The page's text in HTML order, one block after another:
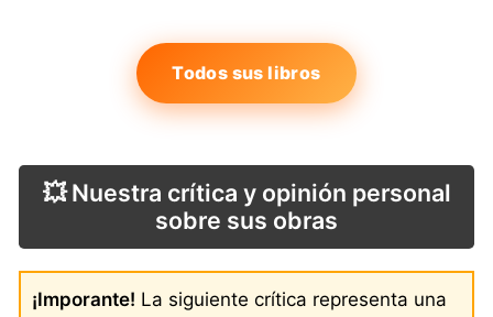
Todos sus libros
💥 Nuestra crítica y opinión personal
sobre sus obras
¡Imporante! La siguiente crítica representa una